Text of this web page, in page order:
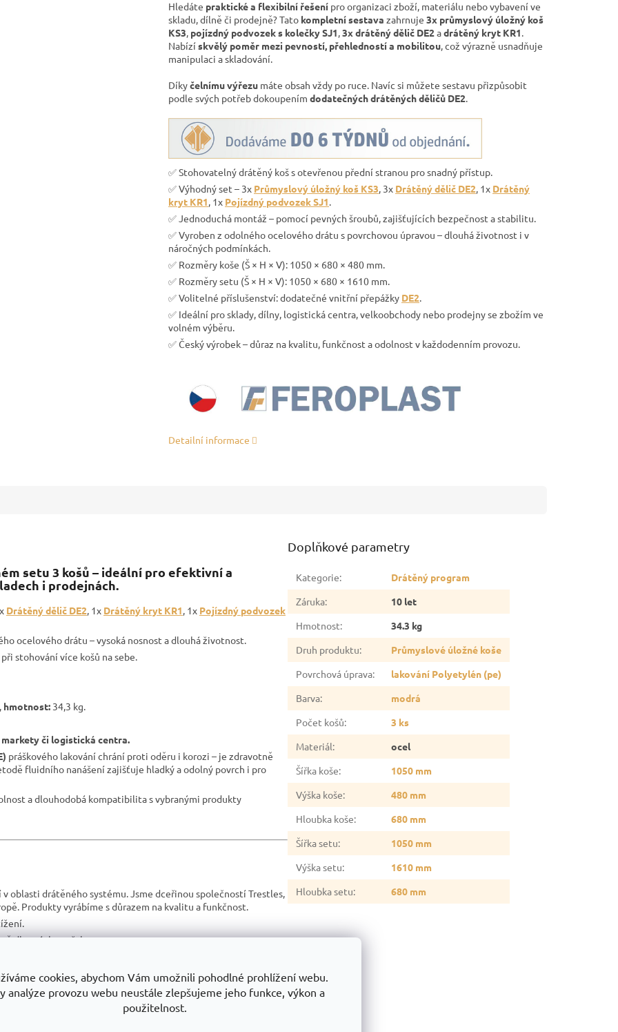
cookies, abychom Vám umožnili pohodlné prohlížení webu.
analýze provozu webu neustále zlepšujeme jeho funkce, výkon a
použitelnost.
Hledáte praktické a flexibilní řešení pro organizaci zboží, materiálu nebo vybavení ve
skladu, dílně či prodejně? Tato kompletní sestava zahrnuje 3x průmyslový úložný koš
KS3, pojízdný podvozek s kolečky SJ1,3x drátěný dělič DE2adrátěný kryt KR1.
Nabízí skvělý poměr mezi pevností, přehledností a mobilitou, což výrazně usnadňuje
manipulaci a skladování.
Díkyčelnímu výřezu máte obsah vždy po ruce. Navíc si můžete sestavu přizpůsobit
podle svých potřeb dokoupením dodatečných drátěných děličů DE2.
✅ Stohovatelný drátěný koš s otevřenou přední stranou pro snadný přístup.
✅ Výhodný set – 3x Průmyslový úložný koš KS3, 3x Drátěný dělič DE2, 1x Drátěný
kryt KR1, 1x Pojízdný podvozek SJ1.
✅ Jednoduchá montáž – pomocí pevných šroubů, zajišťujících bezpečnost a stabilitu.
✅ Vyroben z odolného ocelového drátu s povrchovou úpravou – dlouhá životnost i v
náročných podmínkách.
✅ Rozměry koše (Š × H × V): 1050 × 680 × 480 mm.
✅ Rozměry setu (Š × H × V): 1050 × 680 × 1610 mm.
✅ Volitelné příslušenství: dodatečné vnitřní přepážky DE2.
✅ Ideální pro sklady, dílny, logistická centra, velkoobchody nebo prodejny se zbožím ve
volném výběru.
✅ Český výrobek – důraz na kvalitu, funkčnost a odolnost v každodenním provozu.
Detailní informace
setu 3 košů – ideální pro efektivní a
i prodejnách.
Drátěný dělič DE2, 1x Drátěný kryt KR1, 1x Pojízdný podvozek
ocelového drátu – vysoká nosnost a dlouhá životnost.
stohování více košů na sebe.
hmotnost: 34,3 kg.
či logistická centra.
práškového lakování chrání proti oděru i korozi – je zdravotně
fluidního nanášení zajišťuje hladký a odolný povrch i pro
a dlouhodobá kompatibilita s vybranými produkty
oblasti drátěného systému. Jsme dceřinou společností Trestles,
Produkty vyrábíme s důrazem na kvalitu a funkčnost.
dle svých potřeb.
dostupné i pro menší provozy.
a inovací.
pro plánované vybavení více provozů.
Doplňkové parametry
Kategorie:
Drátěný program
Záruka:
10 let
Hmotnost:
34.3 kg
Druh produktu:
Průmyslové úložné koše
Povrchová úprava:
lakování Polyetylén (pe)
Barva:
modrá
Počet košů:
3 ks
Materiál:
ocel
Šířka koše:
1050 mm
Výška koše:
480 mm
Hloubka koše:
680 mm
Šířka setu:
1050 mm
Výška setu:
1610 mm
Hloubka setu: 680 mm